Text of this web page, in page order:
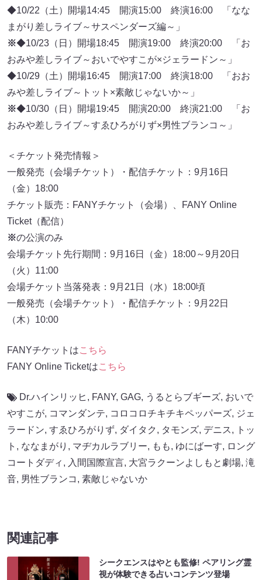
◆10/22（土）開場14:45 開演15:00 終演16:00 「なな
まがり差しライブ～サスペンダーズ編～」
※◆10/23（日）開場18:45 開演19:00 終演20:00 「お
おみや差しライブ～おいでやすこが×ジェラードン～」
◆10/29（土）開場16:45 開演17:00 終演18:00 「おお
みや差しライブ～トット×素敵じゃないか～」
※◆10/30（日）開場19:45 開演20:00 終演21:00 「お
おみや差しライブ～すゑひろがりず×男性ブランコ～」
＜チケット発売情報＞
一般発売（会場チケット）・配信チケット：9月16日
（金）18:00
チケット販売：FANYチケット（会場）、FANY Online
Ticket（配信）
※の公演のみ
会場チケット先行期間：9月16日（金）18:00～9月20日
（火）11:00
会場チケット当落発表：9月21日（水）18:00頃
一般発売（会場チケット）・配信チケット：9月22日
（木）10:00
FANYチケットはこちら
FANY Online Ticketはこちら
Dr.ハインリッヒ, FANY, GAG, うるとらブギーズ, おいで
やすこが, コマンダンテ, コロコロチキチキペッパーズ, ジェ
ラードン, すゑひろがりず, ダイタク , タモンズ, デニス,
トッ
ト , ななまがり , マヂカルラブリー, もも, ゆにばーす, ロング
コートダディ , 入間国際宣言, 大宮ラクーンよしもと劇場, 滝
音, 男性ブランコ , 素敵じゃないか
関連記事
シークエンスはやとも監修! ペアリング霊
視が体験できる占いコンテンツ登場